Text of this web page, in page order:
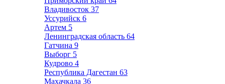
Владивосток 37
Уссурийск 6
Артем 5
Ленинградская область 64
Гатчина 9
Выборг 5
Кудрово 4
Республика Дагестан 63
Махачкала 36